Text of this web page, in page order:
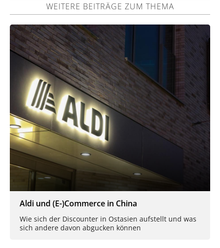
WEITERE BEITRÄGE ZUM THEMA
Aldi und (E-)Commerce in China
Wie sich der Discounter in Ostasien aufstellt und was
sich andere davon abgucken können